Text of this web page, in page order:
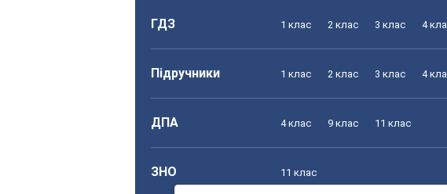
ГДЗ 1 клас 2 клас 3 клас 4
Підручники 1 клас 2 клас 3 клас 4
ДПА 4 клас 9 клас 11 клас
ЗНО 11 клас